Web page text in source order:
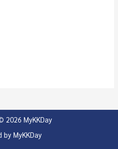
2026 MyKKDay
by MyKKDay